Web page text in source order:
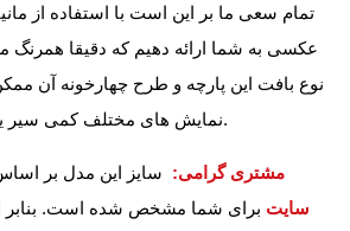
عکسی به شما ارائه دهیم که دقیقا همرنگ
نوع بافت این پارچه و طرح چهارخونه آن
نمایش های مختلف کمی سیر یا روشن تر به نظر برسد.
مشتری گرامی: سایز این مدل بر
سایت برای شما مشخص شده است. بنابر